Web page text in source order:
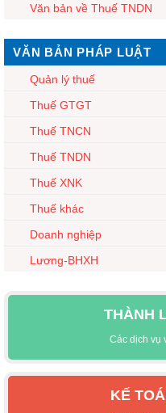
Văn bản về Thuế TNDN
VĂN BẢN PHÁP LUẬT
Quản lý thuế
Thuế GTGT
Thuế TNCN
Thuế TNDN
Thuế XNK
Thuế khác
Doanh nghiệp
Lương-BHXH
THÀNH
Các dịch vụ
KẾ